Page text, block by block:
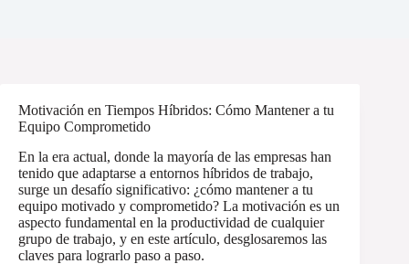
Motivación en Tiempos Híbridos: Cómo Mantener a tu
Equipo Comprometido
En la era actual, donde la mayoría de las empresas han
tenido que adaptarse a entornos híbridos de trabajo,
surge un desafío significativo: ¿cómo mantener a tu
equipo motivado y comprometido? La motivación es un
aspecto fundamental en la productividad de cualquier
grupo de trabajo, y en este artículo, desglosaremos las
claves para lograrlo paso a paso.